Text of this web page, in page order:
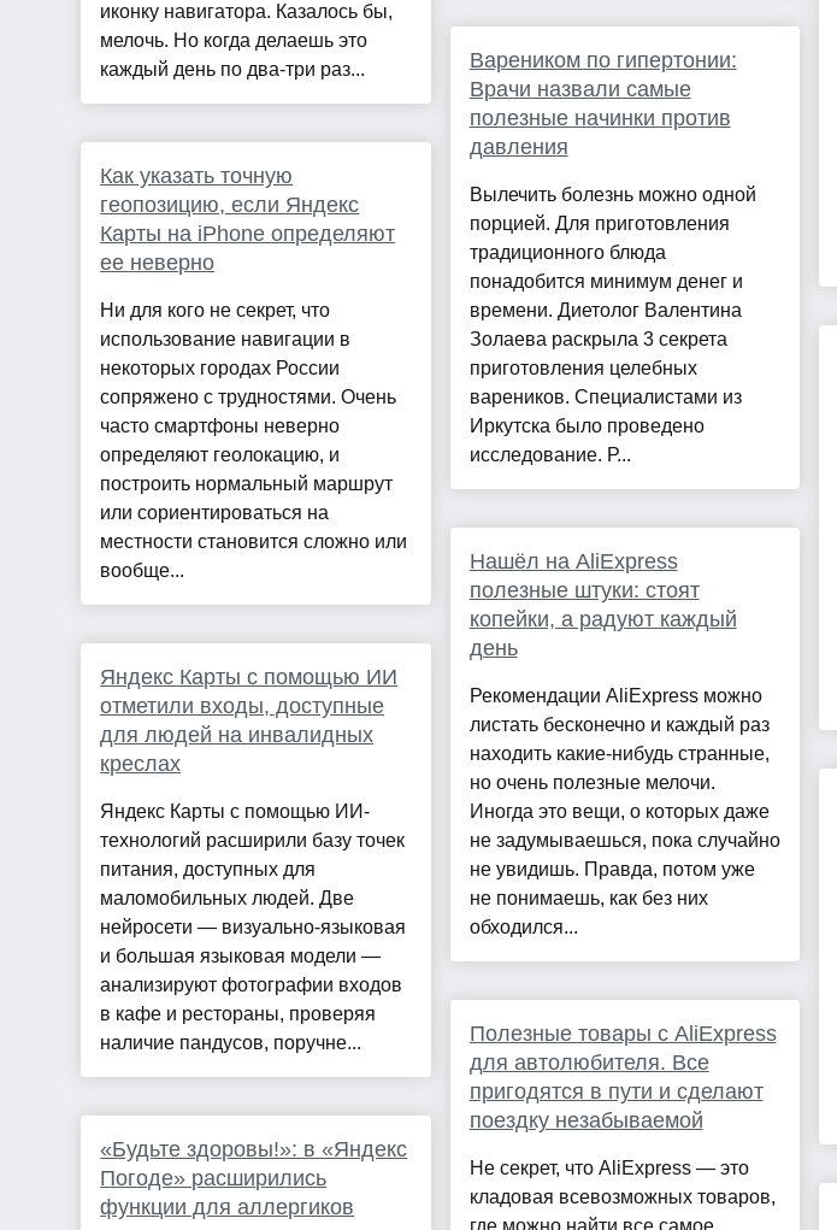
иконку навигатора. Казалось бы,
мелочь. Но когда делаешь это
каждый день по два-три раз...
Как указать точную
геопозицию, если Яндекс
Карты на iPhone определяют
ее неверно
Ни для кого не секрет, что
использование навигации в
некоторых городах России
сопряжено с трудностями. Очень
часто смартфоны неверно
определяют геолокацию, и
построить нормальный маршрут
или сориентироваться на
местности становится сложно или
вообще...
Яндекс Карты с помощью ИИ
отметили входы, доступные
для людей на инвалидных
креслах
Яндекс Карты с помощью ИИ-
технологий расширили базу точек
питания, доступных для
маломобильных людей. Две
нейросети — визуально-языковая
и большая языковая модели —
анализируют фотографии входов
в кафе и рестораны, проверяя
наличие пандусов, поручне...
«Будьте здоровы!»: в «Яндекс
Погоде» расширились
функции для аллергиков
Вареником по гипертонии:
Врачи назвали самые
полезные начинки против
давления
Вылечить болезнь можно одной
порцией. Для приготовления
традиционного блюда
понадобится минимум денег и
времени. Диетолог Валентина
Золаева раскрыла 3 секрета
приготовления целебных
вареников. Специалистами из
Иркутска было проведено
исследование. Р...
Нашёл на AliExpress
полезные штуки: стоят
копейки, а радуют каждый
день
Рекомендации AliExpress можно
листать бесконечно и каждый раз
находить какие-нибудь странные,
но очень полезные мелочи.
Иногда это вещи, о которых даже
не задумываешься, пока случайно
не увидишь. Правда, потом уже
не понимаешь, как без них
обходился...
Полезные товары с AliExpress
для автолюбителя. Все
пригодятся в пути и сделают
поездку незабываемой
Не секрет, что AliExpress — это
кладовая всевозможных товаров,